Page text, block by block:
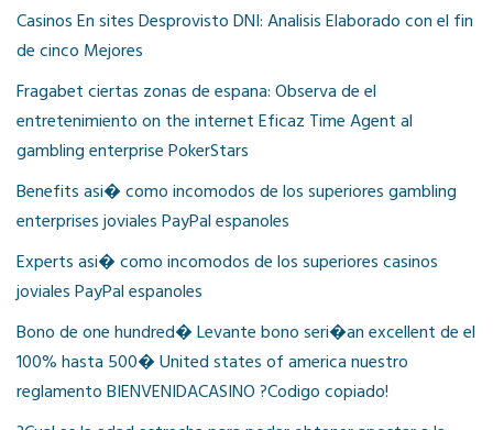
Casinos En sites Desprovisto DNI: Analisis Elaborado con el fin
de cinco Mejores
Fragabet ciertas zonas de espana: Observa de el
entretenimiento on the internet Eficaz Time Agent al
gambling enterprise PokerStars
Benefits asi� como incomodos de los superiores gambling
enterprises joviales PayPal espanoles
Experts asi� como incomodos de los superiores casinos
joviales PayPal espanoles
Bono de one hundred� Levante bono seri�an excellent de el
100% hasta 500� United states of america nuestro
reglamento BIENVENIDACASINO ?Codigo copiado!